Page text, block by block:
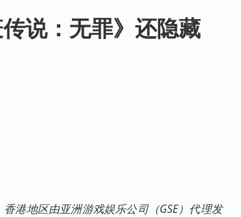
说：无罪》还隐藏
港地区由亚洲游戏娱乐公司（GSE）代理发